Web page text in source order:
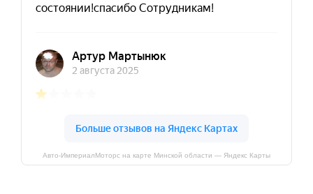
Авто-ИмпериалМоторс на карте Минской области — Яндекс Карты